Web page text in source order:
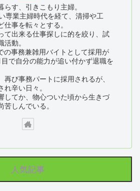
す、引きこもり主婦。
専業主婦時代を経て、清掃や工
事を転々とする。
て出来る仕事探しに的を絞り、試
動。
の事務兼雑用バイトとして採用が
で自分の能力が追い付かず退職を
び事務パートに採用されるが、
辛い日々。
してか、物心ついた頃から生きづ
しんでいる。
人気記事